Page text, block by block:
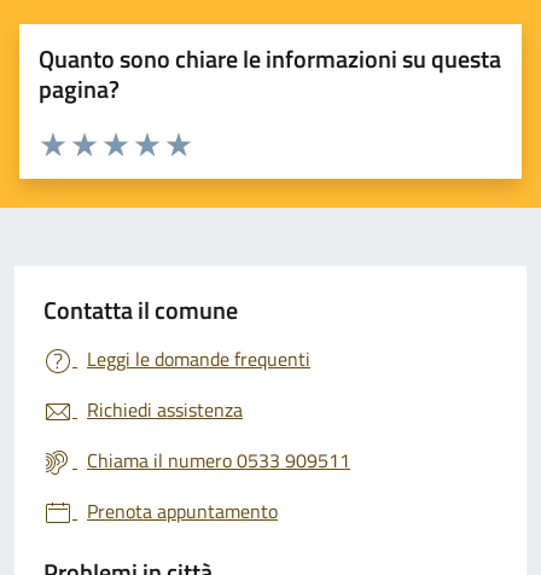
Quanto sono chiare le informazioni su questa
pagina?
Valuta 5 stelle su 5
Valuta 4 stelle su 5
Valuta 3 stelle su 5
Valuta 2 stelle su 5
Valuta 1 stelle su 5
Contatta il comune
Leggi le domande frequenti
Richiedi assistenza
Chiama il numero 0533 909511
Prenota appuntamento